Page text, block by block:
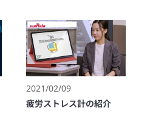
（※2021年10月現在の情
報です。）にお話を伺い
ました。
2021/02/09
疲労ストレス計の紹介